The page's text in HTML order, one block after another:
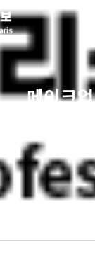
메이크업